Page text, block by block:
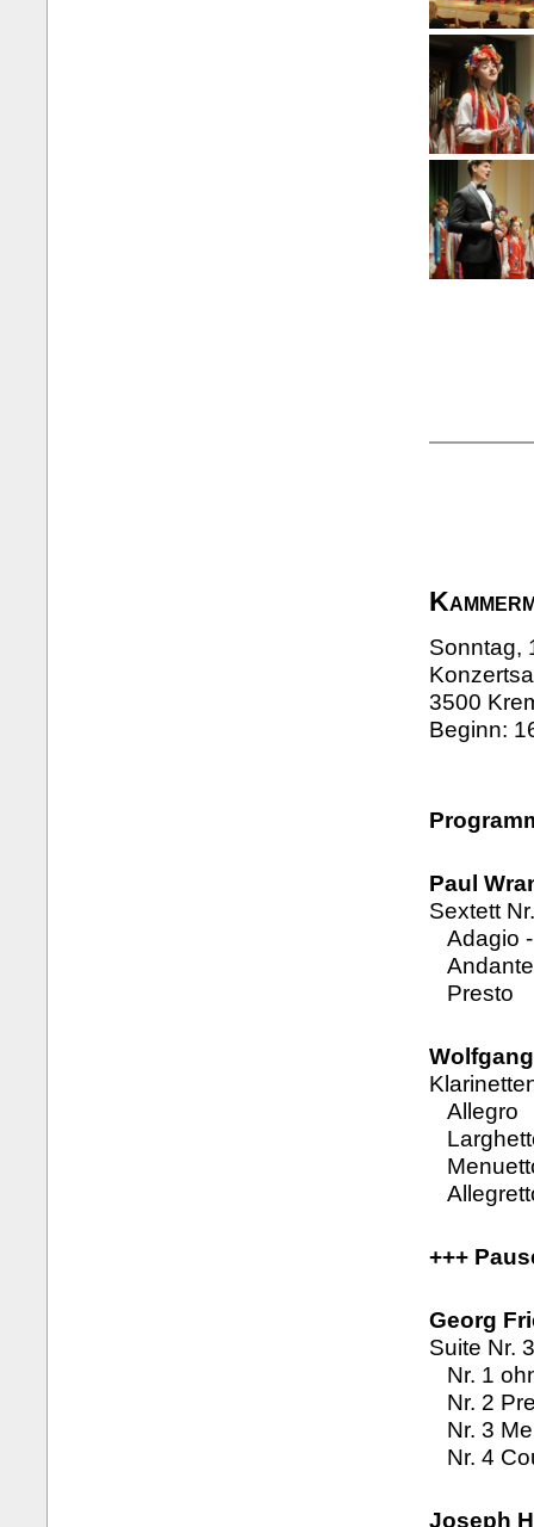
Sonntag,
3500
Beginn:
Paul
Sextett
Adagio
Andante
Presto
Allegro
+++
Georg
Suite Nr.
Nr. 1
Nr. 2
Nr. 3
Nr. 4
Joseph